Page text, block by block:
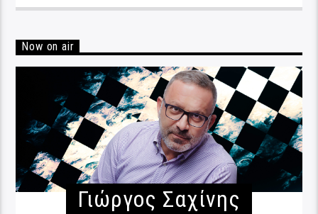
Now on air
Γιώργος Σαχίνης